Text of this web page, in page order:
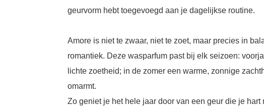
geurvorm hebt toegevoegd aan je dagelijkse routine.
Amore is niet te zwaar, niet te zoet, maar precies in
romantiek. Deze wasparfum past bij elk seizoen:
lichte zoetheid; in de zomer een warme, zonnige
omarmt.
Zo geniet je het hele jaar door van een geur die je hart